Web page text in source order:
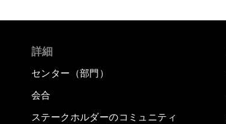
詳細
センター（部門）
会合
ステークホルダーのコミュニティ